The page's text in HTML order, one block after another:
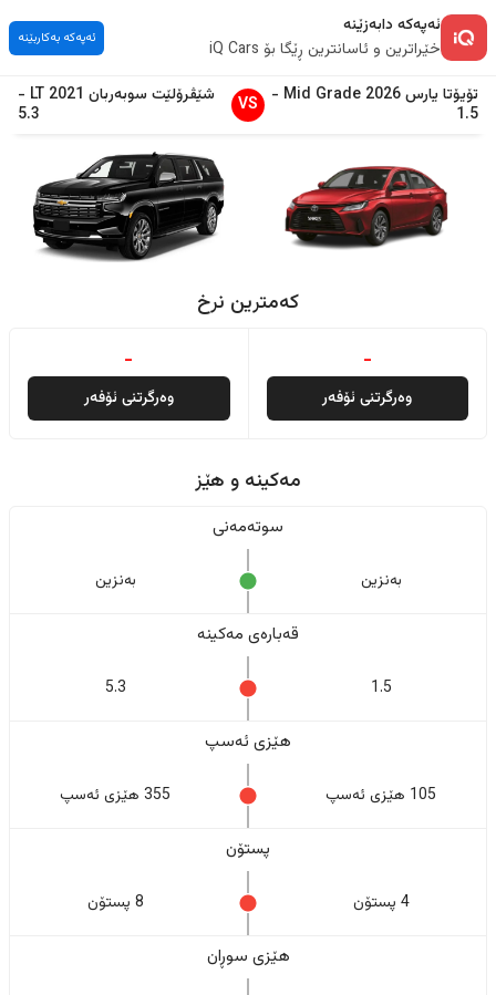
ئەپەکە دابەزێنە
خێراترین و ئاسانترین ڕێگا بۆ iQ Cars
ئەپەکە بەکاربێنە
تۆیۆتا یارس2026
Mid Grade
-
1.5
VS شێڤرۆلێت سوبەربان 2021
LT
-
5.3
کەمترین نرخ
-
وەرگرتنی ئۆفەر
-
وەرگرتنی ئۆفەر
مەکینە و هێز
سوتەمەنی
بەنزین بەنزین
قەبارەی مەکینە
1.5
5.3
هێزی ئەسپ
105 هێزی ئەسپ 355 هێزی ئەسپ
پستۆن
4 پستۆن 8 پستۆن
هێزی سوڕان